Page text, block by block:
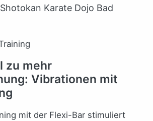
Karate Dojo Bad
zu mehr
Vibrationen mit
mit der Flexi-Bar stimuliert